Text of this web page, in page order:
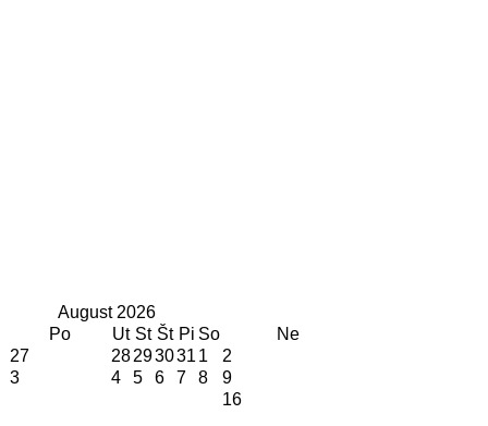
August 2026
Po
Ut St Št Pi So
Ne
27
28293031 1
2
3
4 5 6 7 8 9
16